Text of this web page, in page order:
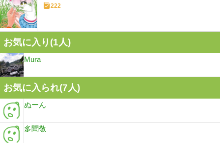
222
お気に入り(1人)
Mura
お気に入られ(7人)
ぬーん
多聞敬